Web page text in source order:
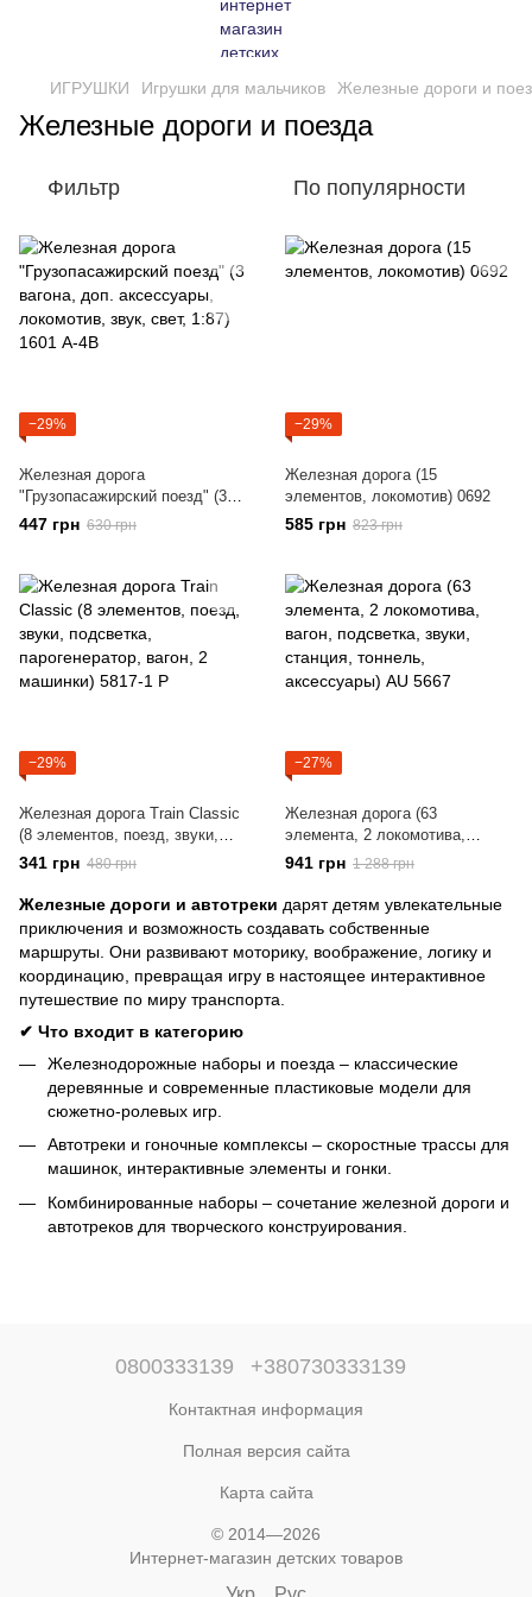
ИГРУШКИ Игрушки для мальчиков Железные дороги и
Железные дороги и поезда
Фильтр По популярности
−29%
Железная дорога
"Грузопасажирский поезд" (3
вагона, доп. аксессуары,
локомотив, звук, свет, 1:87)
447 грн 630 грн
−29%
Железная дорога (15
элементов, локомотив) 0692
585 грн 823 грн
−29%
Железная дорога Train Classic
(8 элементов, поезд, звуки,
подсветка, парогенератор,
вагон, 2 машинки) 5817-1 P
341 грн 480 грн
−27%
Железная дорога (63
элемента, 2 локомотива,
вагон, подсветка, звуки,
станция, тоннель, аксессуары)
AU 5667
941 грн 1 288 грн
Железные дороги и автотреки дарят детям увлекательные
приключения и возможность создавать собственные
маршруты. Они развивают моторику, воображение, логику и
координацию, превращая игру в настоящее интерактивное
путешествие по миру транспорта.
✔ Что входит в категорию
Железнодорожные наборы и поезда – классические
деревянные и современные пластиковые модели для
сюжетно-ролевых игр.
Автотреки и гоночные комплексы – скоростные трассы для
машинок, интерактивные элементы и гонки.
Комбинированные наборы – сочетание железной дороги и
автотреков для творческого конструирования.
0800333139 +380730333139
Контактная информация
Полная версия сайта
Карта сайта
© 2014—2026
Интернет-магазин детских товаров